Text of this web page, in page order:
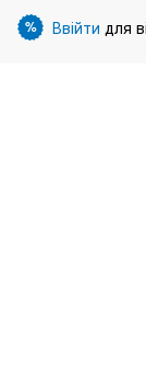
% Ввійти для